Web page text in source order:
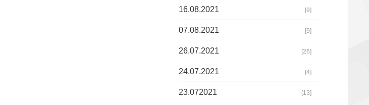
16.08.2021 [9]
07.08.2021 [9]
26.07.2021 [26]
24.07.2021 [4]
23.072021 [13]